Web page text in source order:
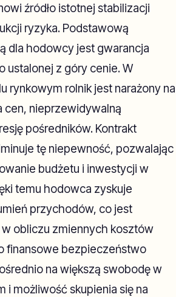
źródło istotnej stabilizacji
ryzyka. Podstawową
dla hodowcy jest gwarancja
ustalonej z góry cenie. W
rynkowym rolnik jest narażony na
cen, nieprzewidywalną
pośredników. Kontrakt
tę niepewność, pozwalając
budżetu i inwestycji w
temu hodowca zyskuje
przychodów, co jest
obliczu zmiennych kosztów
finansowe bezpieczeństwo
na większą swobodę w
i możliwość skupienia się na